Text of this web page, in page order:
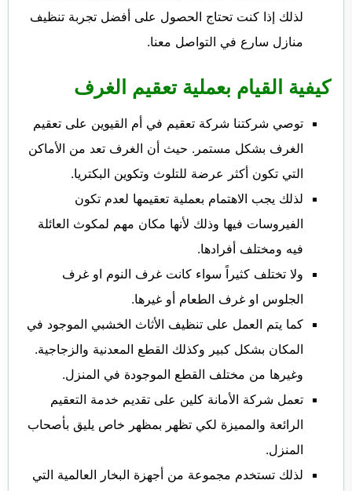
لذلك إذا كنت تحتاج الحصول على أفضل تجربة تنظيف
منازل سارع في التواصل معنا.
كيفية القيام بعملية تعقيم الغرف
توصي شركتنا شركة تعقيم في أم القيوين على تعقيم
الغرف بشكل مستمر. حيث أن الغرف تعد من الأماكن
التي تكون أكثر عرضة للتلوث وتكوين البكتريا.
لذلك يجب الاهتمام بعملية تعقيمها لعدم تكون
الفيروسات فيها وذلك لأنها مكان مهم لمكوث العائلة
فيه ومختلف أفرادها.
ولا تختلف كثيراً سواء كانت غرف النوم او غرف
الجلوس او غرف الطعام أو غيرها.
كما يتم العمل على تنظيف الأثاث الخشبي الموجود في
المكان بشكل كبير وكذلك القطع المعدنية والزجاجية.
وغيرها من مختلف القطع الموجودة في المنزل.
تعمل شركة الأمانة كلين على تقديم خدمة التعقيم
الرائعة والمميزة لكي تظهر بمظهر خاص يليق بأصحاب
المنزل.
لذلك تستخدم مجموعة من أجهزة البخار العالمية التي